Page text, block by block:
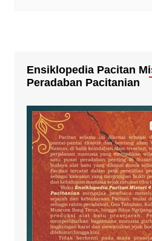
Ensiklopedia Pacitan
Peradaban Pacitanian